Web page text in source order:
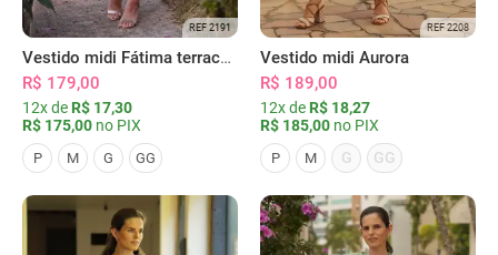
REF 2191
Vestido midi Fátima terracota
R$ 179,00
12x de R$ 17,30
R$ 175,00 no PIX
P M G GG
REF 2208
Vestido midi Aurora
R$ 189,00
12x de R$ 18,27
R$ 185,00 no PIX
P M G GG